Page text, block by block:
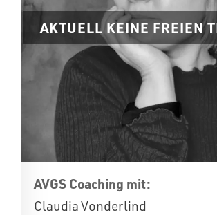
AKTUELL KEINE FREIEN
AVGS Coaching mit:
Claudia Vonderlind